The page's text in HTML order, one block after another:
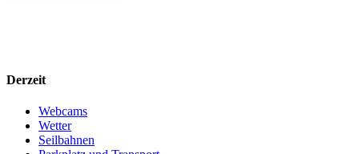
Derzeit
Webcams
Wetter
Seilbahnen